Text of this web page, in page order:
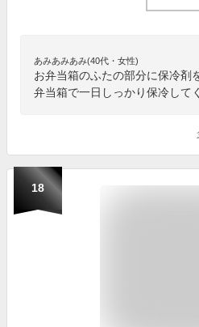
あみあみあみ(40代・女性)
お弁当箱のふたの部分に保冷剤
弁当箱で一日しっかり保冷して
18